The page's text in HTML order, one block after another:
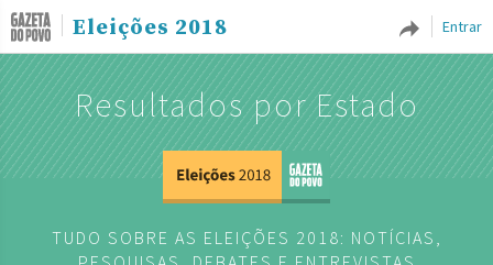
Entrar
Eleições 2018
Resultados por Estado
TUDO SOBRE AS ELEIÇÕES 2018: NOTÍCIAS,